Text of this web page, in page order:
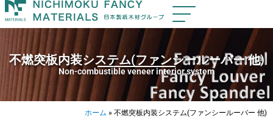
不燃突板内装システム(ファンシールーバー 他)
Non-combustible veneer interior system
ホーム » 不燃突板内装システム(ファンシールーバー 他)